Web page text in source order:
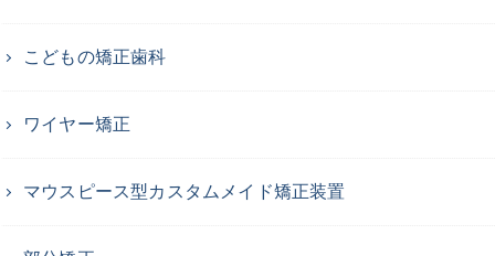
こどもの矯正歯科
ワイヤー矯正
マウスピース型カスタムメイド矯正装置